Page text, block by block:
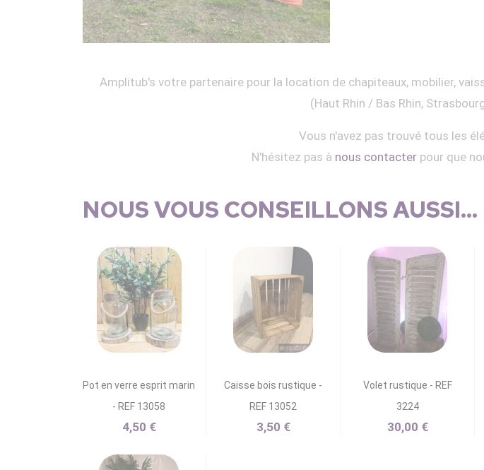
Amplitub's votre partenaire pour la location de chapiteaux, mobilier,
(Haut Rhin / Bas Rhin,
Vous n'avez pas trouvé tous les
N'hésitez pas à nous contacterpour que
NOUS VOUS CONSEILLONS AUSSI...
Pot en verre esprit marin
- REF 13058
4,50 €
Caisse bois rustique -
REF 13052
3,50 €
Volet rustique - REF
3224
30,00 €